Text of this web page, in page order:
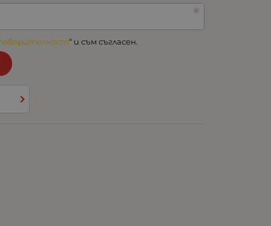
“ и съм съгласен.